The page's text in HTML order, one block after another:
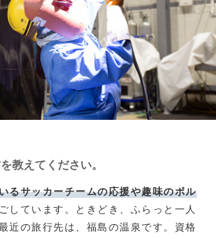
教えてください。
るサッカーチームの応援や趣味のボル
しています。ときどき、ふらっと一人
近の旅行先は、福島の温泉です。資格